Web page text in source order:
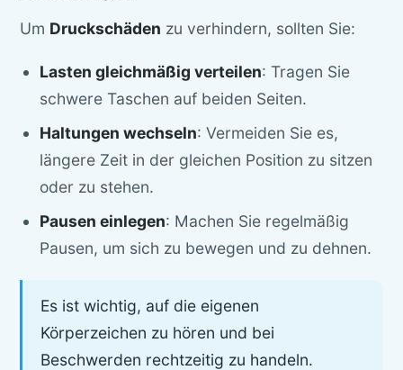
Um Druckschäden zu verhindern, sollten Sie:
Lasten gleichmäßig verteilen: Tragen Sie
schwere Taschen auf beiden Seiten.
Haltungen wechseln: Vermeiden Sie es,
längere Zeit in der gleichen Position zu sitzen
oder zu stehen.
Pausen einlegen: Machen Sie regelmäßig
Pausen, um sich zu bewegen und zu dehnen.
Es ist wichtig, auf die eigenen
Körperzeichen zu hören und bei
Beschwerden rechtzeitig zu handeln.